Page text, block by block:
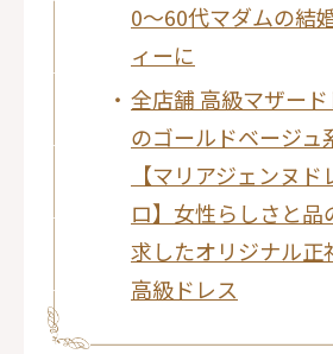
0～60代マダムの結
ィーに
全店舗 高級マザー
のゴールドベージュ
【マリアジェンヌ
ロ】女性らしさと品
求したオリジナル
高級ドレス